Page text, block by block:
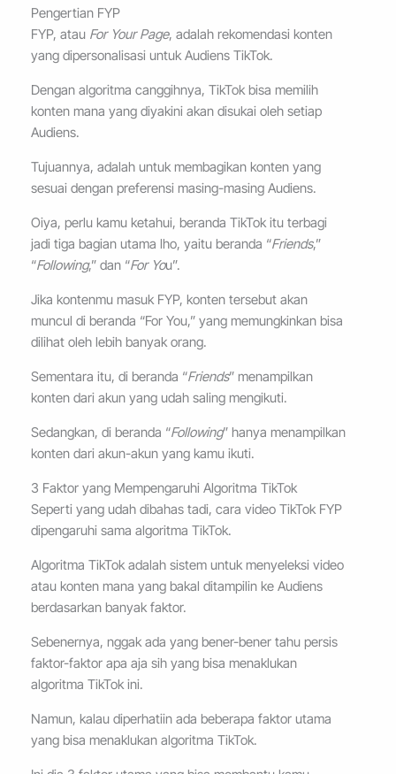
Pengertian FYP
FYP, atau For Your Page, adalah rekomendasi konten
yang dipersonalisasi untuk Audiens TikTok.
Dengan algoritma canggihnya, TikTok bisa memilih
konten mana yang diyakini akan disukai oleh setiap
Audiens.
Tujuannya, adalah untuk membagikan konten yang
sesuai dengan preferensi masing-masing Audiens.
Oiya, perlu kamu ketahui, beranda TikTok itu terbagi
jadi tiga bagian utama lho, yaitu beranda “Friends,”
“Following,” dan “For You”.
Jika kontenmu masuk FYP, konten tersebut akan
muncul di beranda “For You,” yang memungkinkan bisa
dilihat oleh lebih banyak orang.
Sementara itu, di beranda “Friends” menampilkan
konten dari akun yang udah saling mengikuti.
Sedangkan, di beranda “Following” hanya menampilkan
konten dari akun-akun yang kamu ikuti.
3 Faktor yang Mempengaruhi Algoritma TikTok
Seperti yang udah dibahas tadi, cara video TikTok FYP
dipengaruhi sama algoritma TikTok.
Algoritma TikTok adalah sistem untuk menyeleksi video
atau konten mana yang bakal ditampilin ke Audiens
berdasarkan banyak faktor.
Sebenernya, nggak ada yang bener-bener tahu persis
faktor-faktor apa aja sih yang bisa menaklukan
algoritma TikTok ini.
Namun, kalau diperhatiin ada beberapa faktor utama
yang bisa menaklukan algoritma TikTok.